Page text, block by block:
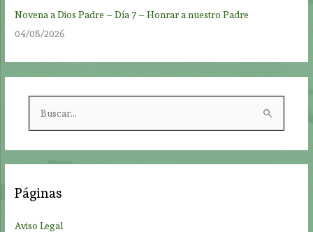
Novena a Dios Padre – Día 7 – Honrar a nuestro Padre
04/08/2026
c
r
Páginas
Aviso Legal